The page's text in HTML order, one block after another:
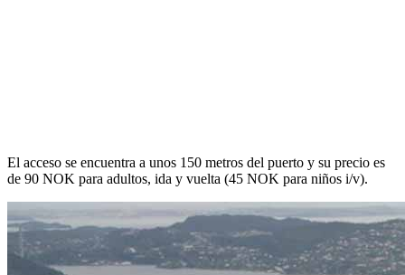
El acceso se encuentra a unos 150 metros del puerto y su precio es
de 90 NOK para adultos, ida y vuelta (45 NOK para niños i/v).